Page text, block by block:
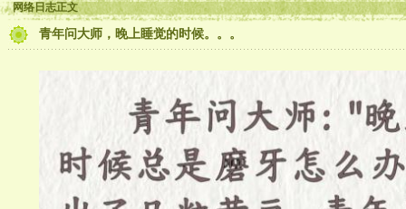
网络日志正文
青年问大师，晚上睡觉的时候。。。